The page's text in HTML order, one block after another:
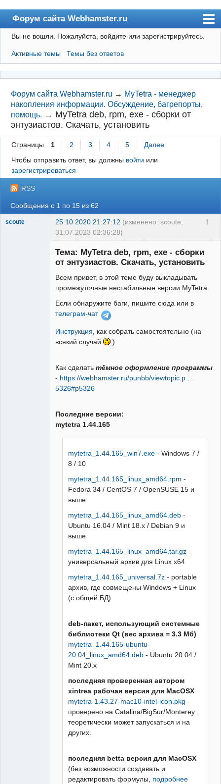
Форум сайта Webhamster.ru
Форум
Пользователи
Поиск
Регистрация
Вход
Webhamster.ru
Вы не вошли. Пожалуйста, войдите или зарегистрируйтесь.
Активные темы Темы без ответов
Форум сайта Webhamster.ru → MyTetra - менеджер
накопления информации. Обсуждение, багрепорты,
помощь. → MyTetra deb, rpm, exe - сборки от
энтузиастов. Скачать, установить
Страницы 1 2 3 4 5
Далее
Чтобы отправить ответ, вы должны войти или
зарегистрироваться
RSS
Сообщения с 1 по 15 из 62
1
scoute 25.10.2020 21:27:12 (изменено: scoute,
31.07.2023 02:36:28)
Тема: MyTetra deb, rpm, exe - сборки
от энтузиастов. Скачать, установить
Всем привет, в этой теме буду выкладывать
промежуточные нестабильные версии MyTetra.
Если обнаружите баги, пишите сюда или в
телеграм-чат
Инструкция, как собрать самостоятельно (на
всякий случай
)
Как сделать тёмное оформление программы
- https://webhamster.ru/punbb/viewtopic.p …
5326#p5326
Последние версии:
mytetra 1.44.165
mytetra_1.44.165_win7.exe - Windows 7 /
8 / 10
mytetra_1.44.165_linux_amd64.rpm -
Fedora 34 / CentOS 7 / OpenSUSE 15 и
выше
mytetra_1.44.165_linux_amd64.deb -
Ubuntu 16.04 / Mint 18.x / Debian 9 и
выше
mytetra_1.44.165_linux_amd64.tar.gz -
универсальный архив для Linux x64
mytetra_1.44.165_universal.7z - portable
архив, где совмещены Windows + Linux
(с общей БД)
deb-пакет, использующий системные
библиотеки Qt (вес архива = 3.3 Мб)
mytetra_1.44.165-ubuntu-
20.04_linux_amd64.deb - Ubuntu 20.04 /
Mint 20.x
последняя проверенная автором
xintrea рабочая версия для MacOSX
mytetra-1.43.27-mac10-intel-icon.pkg -
проверено на Catalina/BigSur/Monterey ,
теоретически может запускаться и на
других.
последняя betta версия для MacOSX
(без возможности создавать и
редактировать формулы, подробнее